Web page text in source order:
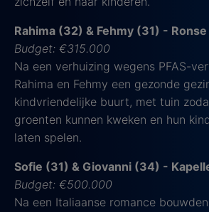
Rahima (32) & Fehmy (31) - Ronse
Budget: €315.000
Na een verhuizing wegens PFAS-
Rahima en Fehmy een gezonde
kindvriendelijke buurt, met tuin
groenten kunnen kweken en hun
laten spelen.
Sofie (31) & Giovanni (34) -
Budget: €500.000
Na een Italiaanse romance